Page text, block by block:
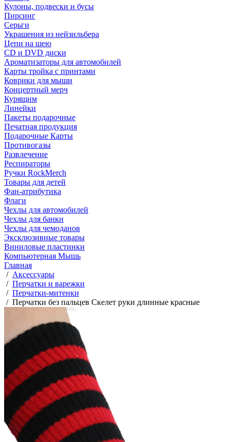
Кулоны, подвески и бусы
Пирсинг
Серьги
Украшения из нейзильбера
Цепи на шею
CD и DVD диски
Ароматизаторы для автомобилей
Карты тройка с принтами
Коврики для мыши
Концертный мерч
Курящим
Линейки
Пакеты подарочные
Печатная продукция
Подарочные Карты
Противогазы
Развлечение
Респираторы
Ручки RockMerch
Товары для детей
Фан-атрибутика
Флаги
Чехлы для автомобилей
Чехлы для банки
Чехлы для чемоданов
Эксклюзивные товары
Виниловые пластинки
Компьютерная Мышь
Главная
/ Аксессуары
/ Перчатки и варежки
/ Перчатки-митенки
/ Перчатки без пальцев Скелет руки длинные красные